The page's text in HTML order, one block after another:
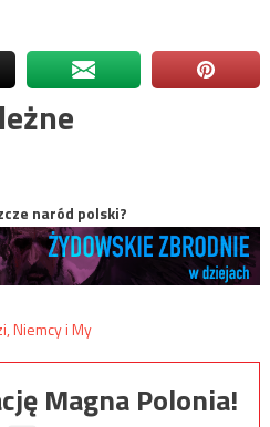
naród polski?
Magna Polonia!